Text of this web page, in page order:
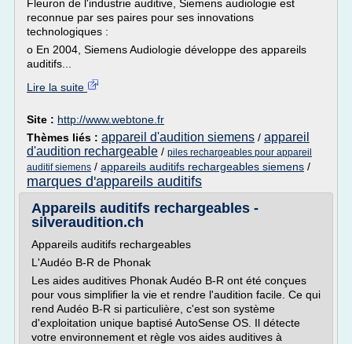
Fleuron de l'industrie auditive, Siemens audiologie est
reconnue par ses paires pour ses innovations
technologiques :
o En 2004, Siemens Audiologie développe des appareils
auditifs...
Lire la suite
Site : http://www.webtone.fr
Thèmes liés : appareil d'audition siemens / appareil
d'audition rechargeable / piles rechargeables pour appareil
auditif siemens / appareils auditifs rechargeables siemens /
marques d'appareils auditifs
Appareils auditifs rechargeables -
silveraudition.ch
Appareils auditifs rechargeables
L'Audéo B-R de Phonak
Les aides auditives Phonak Audéo B-R ont été conçues
pour vous simplifier la vie et rendre l'audition facile. Ce qui
rend Audéo B-R si particulière, c'est son système
d'exploitation unique baptisé AutoSense OS. Il détecte
votre environnement et règle vos aides auditives à